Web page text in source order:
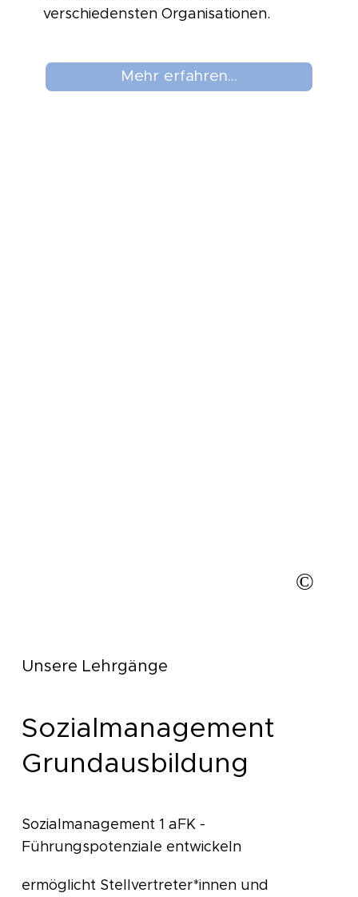
verschiedensten Organisationen.
Mehr erfahren...
©
Unsere Lehrgänge
Sozialmanagement
Grundausbildung
Sozialmanagement 1 aFK -
Führungspotenziale entwickeln
ermöglicht Stellvertreter*innen und